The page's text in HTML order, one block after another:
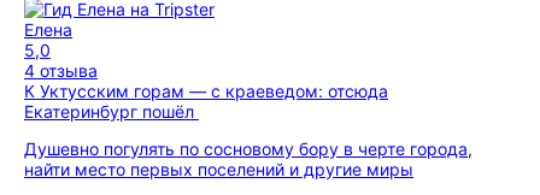
Елена
5,0
4 отзыва
К Уктусским горам — с краеведом: отсюда
Екатеринбург пошёл
Душевно погулять по сосновому бору в черте города,
найти место первых поселений и другие миры